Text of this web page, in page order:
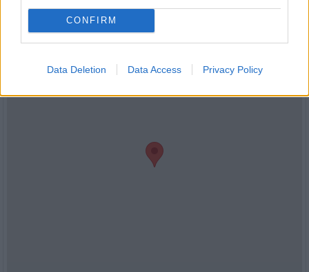
CONFIRM
Data Deletion Data Access Privacy Policy
Térkép